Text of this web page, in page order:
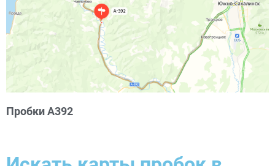
Пробки А392